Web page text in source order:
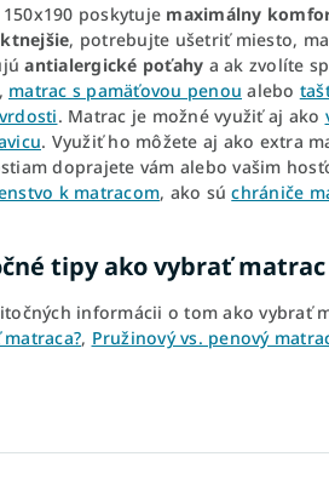
poskytuje maximálny
, potrebujte ušetriť miesto,
antialergické poťahy a ak zvolíte
, matrac s pamäťovou penou alebo
. Matrac je možné využiť aj ako
. Využiť ho môžete aj ako extra
doprajete vám alebo vašim
k matracom, ako súchrániče
tipy ako vybrať matrac
informácii o tom ako vybrať
, Pružinový vs. penový